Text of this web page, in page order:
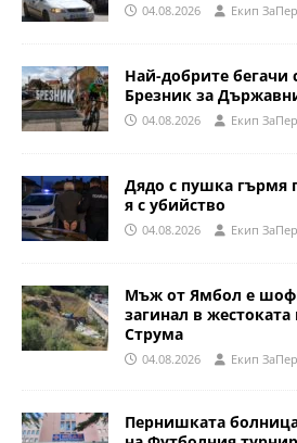
04.08.2026 Eкип
Най-добрите бегачи
Брезник за
04.08.2026 Eкип
Дядо с пушка гърмя
я с убийство
04.08.2026 Eкип
Мъж от Ямбол е
загинал в
Струма
04.08.2026 Eкип
Пернишката